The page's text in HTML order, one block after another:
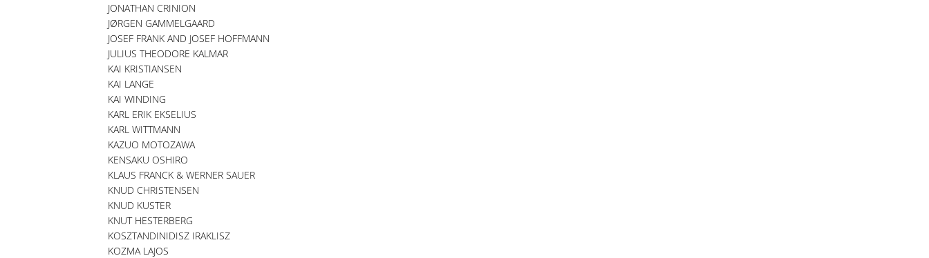
JONATHAN CRINION
JØRGEN GAMMELGAARD
JOSEF FRANK AND JOSEF HOFFMANN
JULIUS THEODORE KALMAR
KAI KRISTIANSEN
KAI LANGE
KAI WINDING
KARL ERIK EKSELIUS
KARL WITTMANN
KAZUO MOTOZAWA
KENSAKU OSHIRO
KLAUS FRANCK & WERNER SAUER
KNUD CHRISTENSEN
KNUD KUSTER
KNUT HESTERBERG
KOSZTANDINIDISZ IRAKLISZ
KOZMA LAJOS